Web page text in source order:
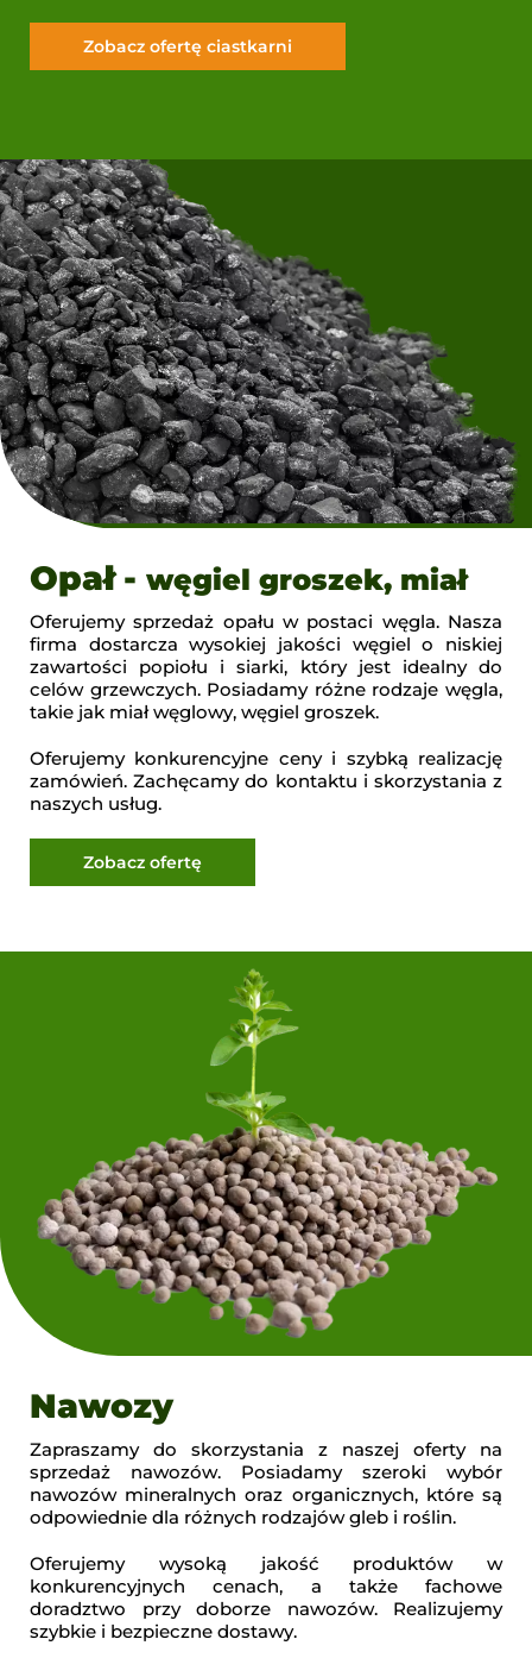
Zobacz ofertę ciastkarni
Opał - węgiel groszek, miał
Oferujemy sprzedaż opału w postaci węgla. Nasza
firma dostarcza wysokiej jakości węgiel o niskiej
zawartości popiołu i siarki, który jest idealny do
celów grzewczych. Posiadamy różne rodzaje węgla,
takie jak miał węglowy, węgiel groszek.
Oferujemy konkurencyjne ceny i szybką realizację
zamówień. Zachęcamy do kontaktu i skorzystania z
naszych usług.
Zobacz ofertę
Nawozy
Zapraszamy do skorzystania z naszej oferty na
sprzedaż nawozów. Posiadamy szeroki wybór
nawozów mineralnych oraz organicznych, które są
odpowiednie dla różnych rodzajów gleb i roślin.
Oferujemy wysoką jakość produktów w
konkurencyjnych cenach, a także fachowe
doradztwo przy doborze nawozów. Realizujemy
szybkie i bezpieczne dostawy.